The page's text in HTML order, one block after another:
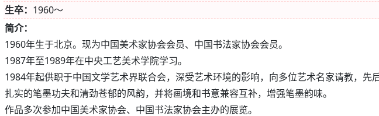
生卒： 1960～
简介：
1960年生于北京。现为中国美术家协会会员、中国书法家协会会员。
1987年至1989年在中央工艺美术学院学习。
1984年起供职于中国文学艺术界联合会，深受艺术环境的影响，向多位艺术名家请教，
扎实的笔墨功夫和清劲苍郁的风韵，并将画境和书意兼容互补，增强笔墨韵味。
作品多次参加中国美术家协会、中国书法家协会主办的展览。